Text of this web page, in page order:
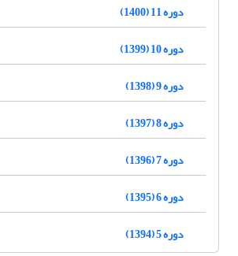
دوره 11 (1400)
دوره 10 (1399)
دوره 9 (1398)
دوره 8 (1397)
دوره 7 (1396)
دوره 6 (1395)
دوره 5 (1394)